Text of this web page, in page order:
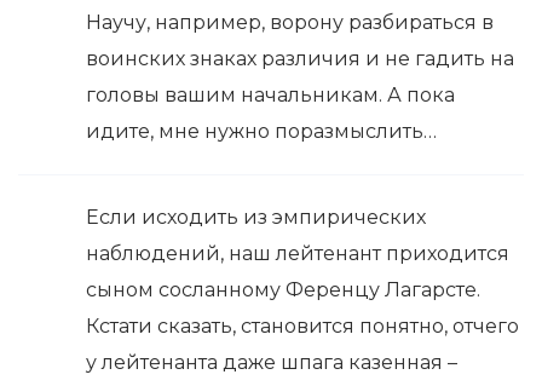
Научу, например, ворону разбираться в
воинских знаках различия и не гадить на
головы вашим начальникам. А пока
идите, мне нужно поразмыслить…
Если исходить из эмпирических
наблюдений, наш лейтенант приходится
сыном сосланному Ференцу Лагарсте.
Кстати сказать, становится понятно, отчего
у лейтенанта даже шпага казенная –